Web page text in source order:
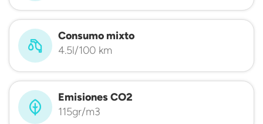
Consumo mixto
4.5l/100 km
Emisiones CO2
115gr/m3